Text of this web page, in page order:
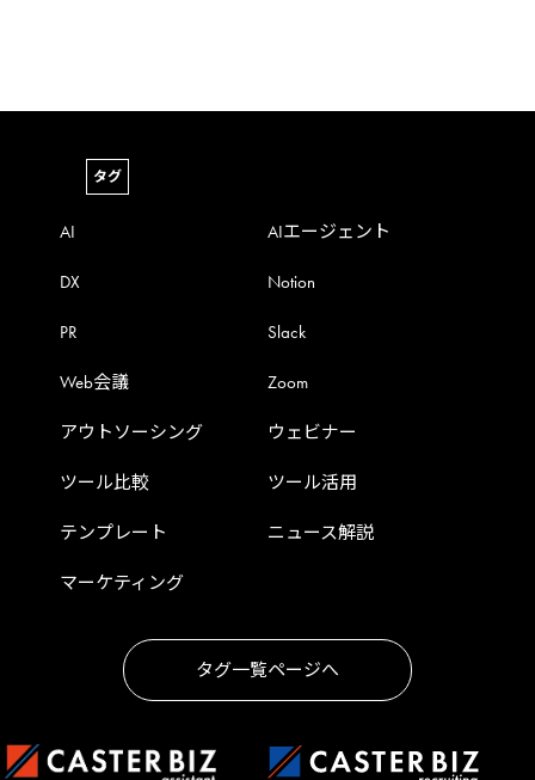
タグ
AI AIエージェント
DX Notion
PR Slack
Web会議 Zoom
アウトソーシング ウェビナー
ツール比較 ツール活用
テンプレート ニュース解説
マーケティング
タグ一覧ページへ